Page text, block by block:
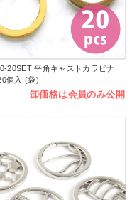
20SET 平角キャストカラビナ
個入 (袋)
卸価格は会員のみ公開